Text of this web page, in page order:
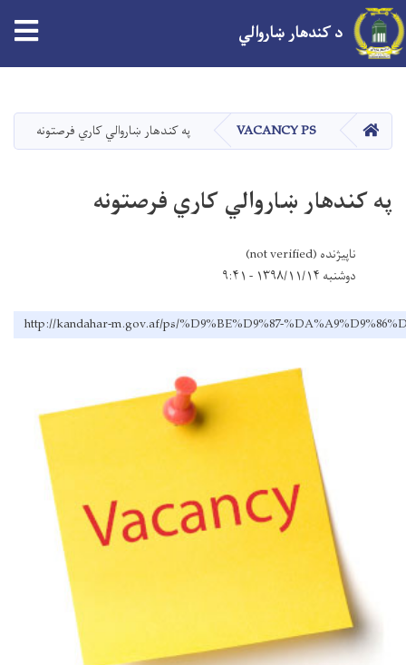
دانګل
د کندهار ښاروالي
کور VACANCY PS په کندهار ښاروالي کاري فرصتونه
په کندهار ښاروالي کاري فرصتونه
ناپیژنده (not verified)
دوشنبه ۱۳۹۸/۱۱/۱۴ - ۹:۴۱
http://kandahar-m.gov.af/ps/%D9%BE%D9%87-